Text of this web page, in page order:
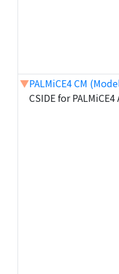
▼PALMiCE4 CM
CSIDE for PALMiCE4